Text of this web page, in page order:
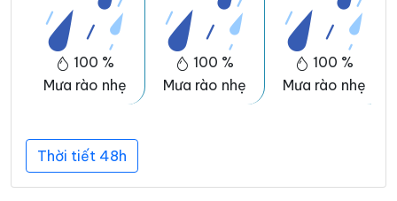
100 %
Mưa rào nhẹ
100 %
Mưa rào nhẹ
100 %
Mưa rào nhẹ
Thời tiết 48h